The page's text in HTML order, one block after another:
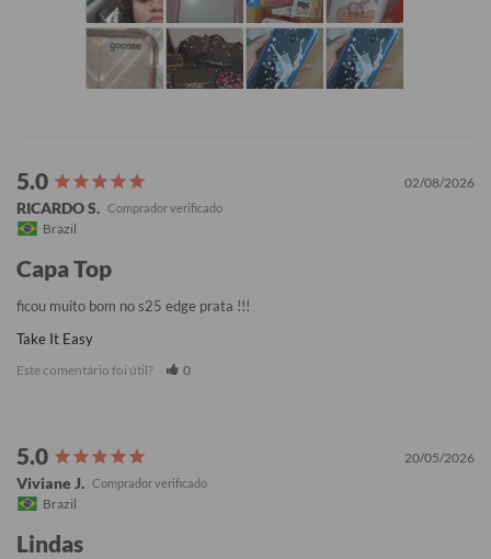
02/08/2026
RICARDO S.
Brazil
Capa Top
ficou muito bom no s25 edge prata !!!
Take It Easy
Este comentário foi útil? 0
20/05/2026
Viviane J.
Brazil
Lindas